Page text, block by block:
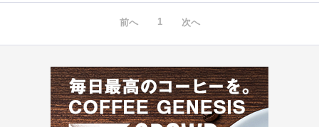
前へ 1 次へ